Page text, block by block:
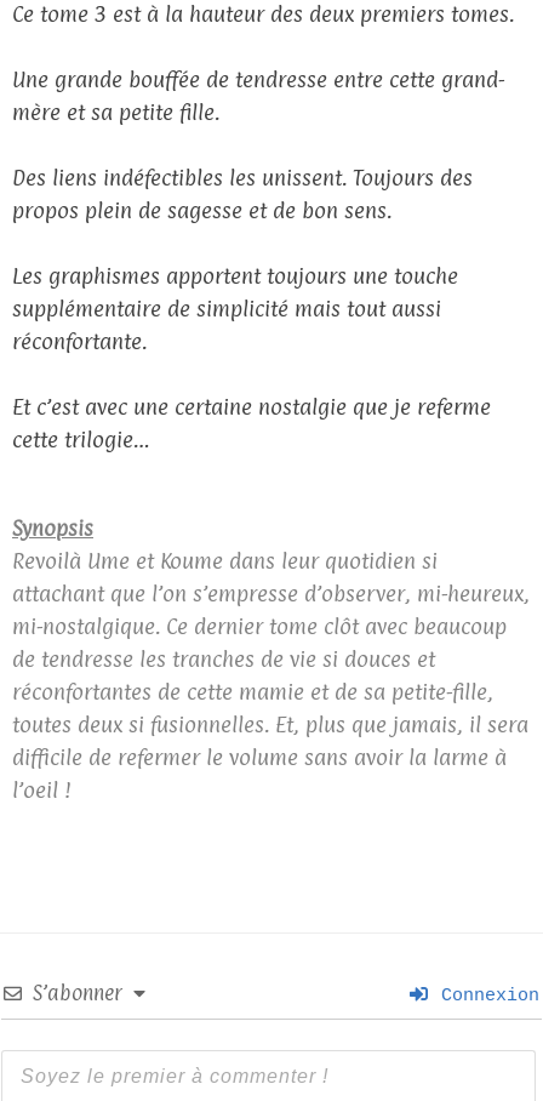
Ce tome 3 est à la hauteur des deux premiers tomes.
Une grande bouffée de tendresse entre cette grand-
mère et sa petite fille.
Des liens indéfectibles les unissent. Toujours des
propos plein de sagesse et de bon sens.
Les graphismes apportent toujours une touche
supplémentaire de simplicité mais tout aussi
réconfortante.
Et c’est avec une certaine nostalgie que je referme
cette trilogie…
Synopsis
Revoilà Ume et Koume dans leur quotidien si
attachant que l’on s’empresse d’observer, mi-heureux,
mi-nostalgique. Ce dernier tome clôt avec beaucoup
de tendresse les tranches de vie si douces et
réconfortantes de cette mamie et de sa petite-fille,
toutes deux si fusionnelles. Et, plus que jamais, il sera
difficile de refermer le volume sans avoir la larme à
l’oeil !
S’abonner Connexion